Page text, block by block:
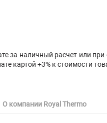
за наличный расчет или при
картой +3% к стоимости
О компании Royal Thermo